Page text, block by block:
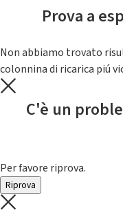
Prova a
Non abbiamo trovato
colonnina di ricarica piú
C'è un
Per favore riprova.
Riprova